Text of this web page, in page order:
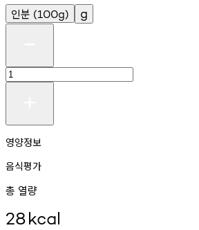
인분 (100g) g
영양정보
음식평가
총 열량
28kcal